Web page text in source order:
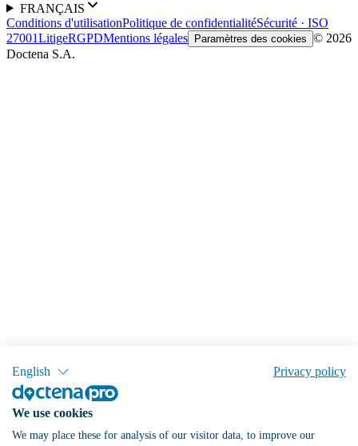
English Privacy policy
We use cookies
We may place these for analysis of our visitor data, to improve our
FRANÇAIS
Conditions d'utilisationPolitique de confidentialitéSécurité · ISO
27001LitigeRGPDMentions légales Paramètres des cookies © 2026
Doctena S.A.